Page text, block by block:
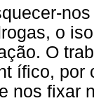
o
O
ífico, por
nos fixar